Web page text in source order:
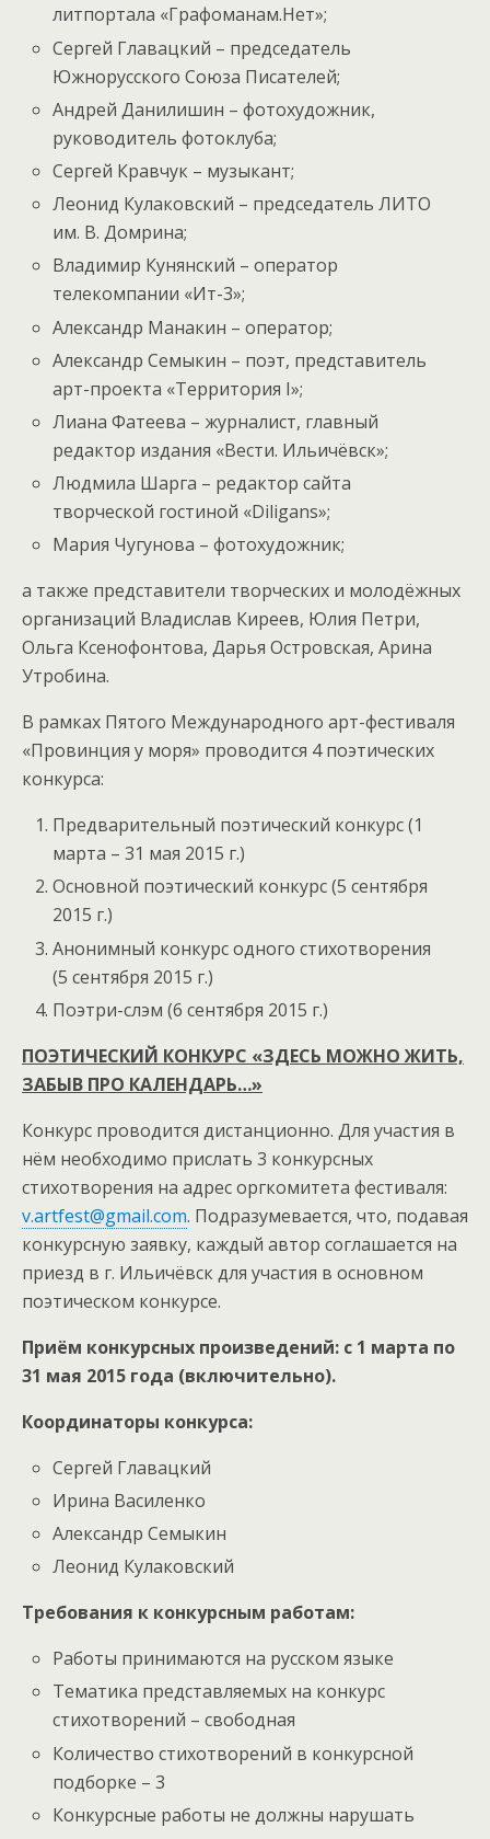
литпортала «Графоманам.Нет»;
Сергей Главацкий – председатель
Южнорусского Союза Писателей;
Андрей Данилишин – фотохудожник,
руководитель фотоклуба;
Сергей Кравчук – музыкант;
Леонид Кулаковский – председатель ЛИТО
им. В. Домрина;
Владимир Кунянский – оператор
телекомпании «Ит-3»;
Александр Манакин – оператор;
Александр Семыкин – поэт, представитель
арт-проекта «Территория I»;
Лиана Фатеева – журналист, главный
редактор издания «Вести. Ильичёвск»;
Людмила Шарга – редактор сайта
творческой гостиной «Diligans»;
Мария Чугунова – фотохудожник;
а также представители творческих и молодёжных
организаций Владислав Киреев, Юлия Петри,
Ольга Ксенофонтова, Дарья Островская, Арина
Утробина.
В рамках Пятого Международного арт-фестиваля
«Провинция у моря» проводится 4 поэтических
конкурса:
Предварительный поэтический конкурс (1
марта – 31 мая 2015 г.)
Основной поэтический конкурс (5 сентября
2015 г.)
Анонимный конкурс одного стихотворения
(5 сентября 2015 г.)
Поэтри-слэм (6 сентября 2015 г.)
ПОЭТИЧЕСКИЙ КОНКУРС «ЗДЕСЬ МОЖНО ЖИТЬ,
ЗАБЫВ ПРО КАЛЕНДАРЬ…»
Конкурс проводится дистанционно. Для участия в
нём необходимо прислать 3 конкурсных
стихотворения на адрес оргкомитета фестиваля:
v.artfest@gmail.com. Подразумевается, что, подавая
конкурсную заявку, каждый автор соглашается на
приезд в г. Ильичёвск для участия в основном
поэтическом конкурсе.
Приём конкурсных произведений: с 1 марта по
31 мая 2015 года (включительно).
Координаторы конкурса:
Сергей Главацкий
Ирина Василенко
Александр Семыкин
Леонид Кулаковский
Требования к конкурсным работам:
Работы принимаются на русском языке
Тематика представляемых на конкурс
стихотворений – свободная
Количество стихотворений в конкурсной
подборке – 3
Конкурсные работы не должны нарушать